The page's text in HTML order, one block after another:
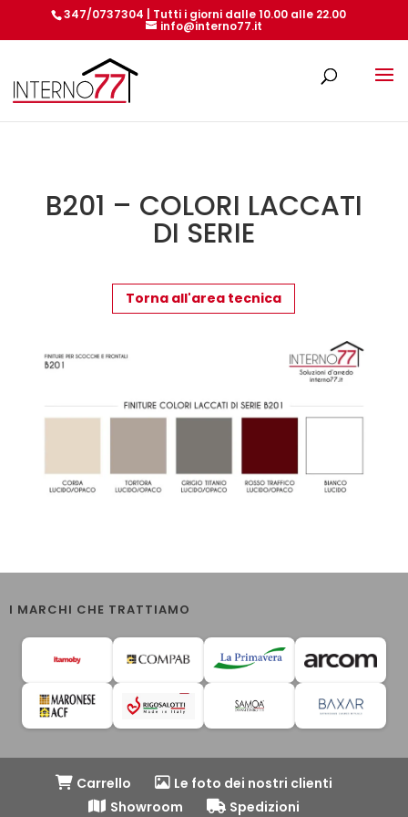
347/0737304 | Tutti i giorni dalle 10.00 alle 22.00
info@interno77.it
B201 – COLORI LACCATI
DI SERIE
Torna all'area tecnica
I MARCHI CHE TRATTIAMO
Carrello
Le foto dei nostri clienti
Showroom
Spedizioni